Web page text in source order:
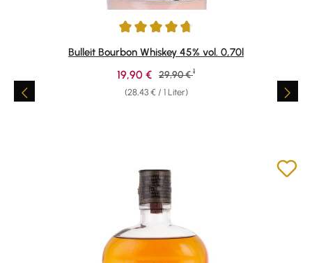
Durchschnittliche Bewertung von 4.69 von 5 Sternen
Bulleit Bourbon Whiskey 45% vol. 0,70l
(28,43 € / 1 Liter)
Verkaufspreis:
19,90 € Regulärer Preis:
29,90 € 1